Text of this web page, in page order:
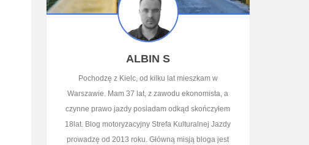
ALBIN S
Pochodzę z Kielc, od kilku lat mieszkam w
Warszawie. Mam 37 lat, z zawodu ekonomista, a
czynne prawo jazdy posiadam odkąd skończyłem
18lat. Blog motoryzacyjny Strefa Kulturalnej Jazdy
prowadzę od 2013 roku. Główną misją bloga jest